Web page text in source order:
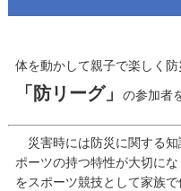
体を動かして親子で楽しく防
「防リーグ」 の参加者
災害時には防災に関する知
ポーツの持つ特性が大切に
をスポーツ競技として家族